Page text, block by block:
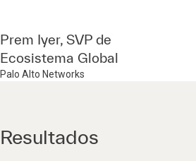
Prem Iyer, SVP de
Ecosistema Global
Palo Alto Networks
Resultados